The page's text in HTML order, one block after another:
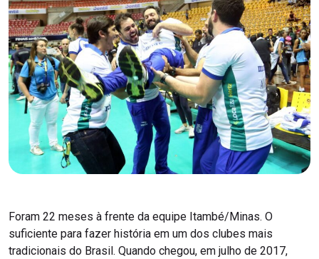
Foram 22 meses à frente da equipe Itambé/Minas. O
suficiente para fazer história em um dos clubes mais
tradicionais do Brasil. Quando chegou, em julho de 2017,